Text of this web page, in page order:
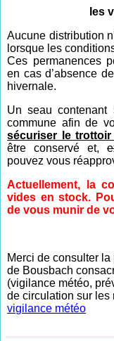
les
Aucune distribution
lorsque les
Ces permanences
en cas d’absence
hivernale.
Un seau
commune afin de
sécuriser le
être conservé et,
pouvez vous
Actuellement, la
vides en stock.
de vous munir de
Merci de consulter
de Bousbach
(vigilance météo,
de circulation sur les
vigilance météo